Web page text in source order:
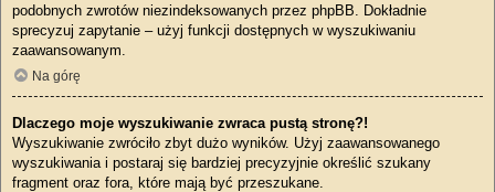
podobnych zwrotów niezindeksowanych przez phpBB. Dokładnie
sprecyzuj zapytanie – użyj funkcji dostępnych w wyszukiwaniu
zaawansowanym.
Na górę
Dlaczego moje wyszukiwanie zwraca pustą stronę?!
Wyszukiwanie zwróciło zbyt dużo wyników. Użyj zaawansowanego
wyszukiwania i postaraj się bardziej precyzyjnie określić szukany
fragment oraz fora, które mają być przeszukane.